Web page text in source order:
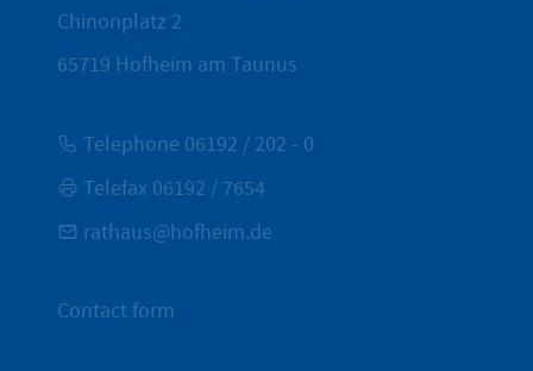
Chinonplatz 2
65719 Hofheim am Taunus
Telephone 06192 / 202 - 0
Telefax 06192 / 7654
rathaus@hofheim.de
Contact form